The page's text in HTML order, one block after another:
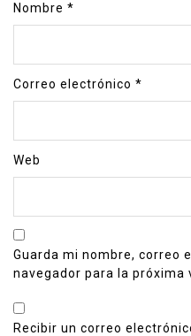
Nombre *
Correo electrónico *
Web
Guarda mi nombre, correo
navegador para la próxima
Recibir un correo